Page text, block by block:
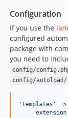
Configuration
If you use the
configured
package with
you need to
config/
config/
'templates '
=>
'extension